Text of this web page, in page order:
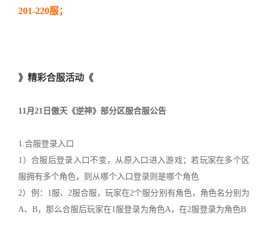
201-220服；
》精彩合服活动《
11月21日傲天《逆神》部分区服合服公告
1.合服登录入口
1）合服后登录入口不变，从原入口进入游戏；若玩家在多个区
服拥有多个角色，则从哪个入口登录则是哪个角色
2）例：1服、2服合服，玩家在2个服分别有角色，角色名分别为
A、B，那么合服后玩家在1服登录为角色A，在2服登录为角色B